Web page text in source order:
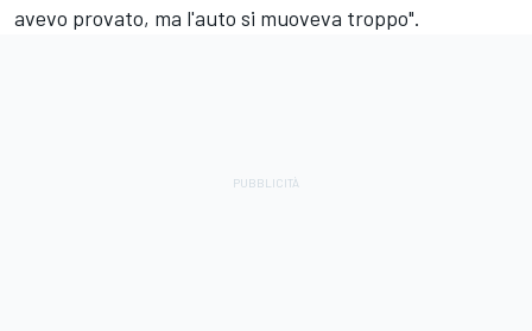
avevo provato, ma l'auto si muoveva troppo".